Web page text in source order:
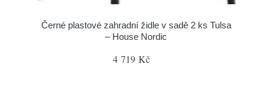
Černé plastové zahradní židle v sadě 2 ks Tulsa
– House Nordic
4 719 Kč